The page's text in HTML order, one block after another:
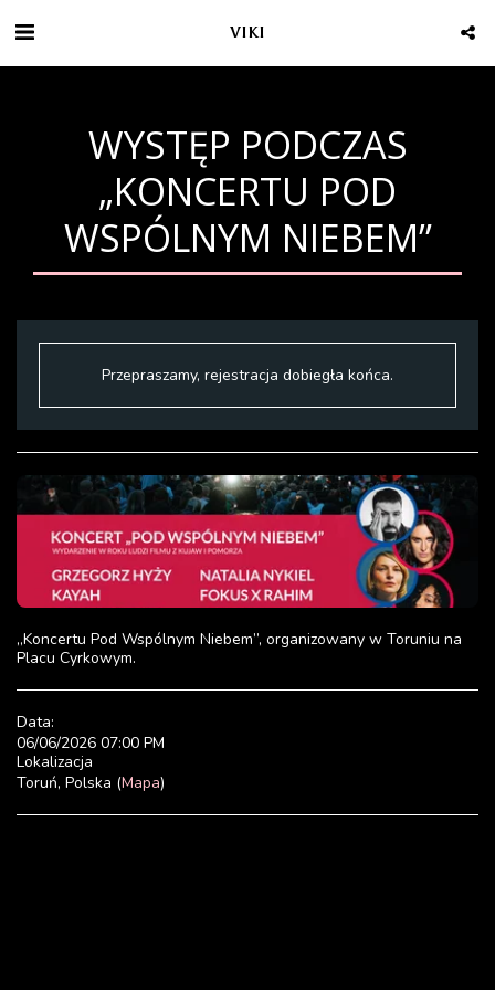
VIKI
WYSTĘP PODCZAS
„KONCERTU POD
WSPÓLNYM NIEBEM”
Przepraszamy, rejestracja dobiegła końca.
„Koncertu Pod Wspólnym Niebem”, organizowany w Toruniu na
Placu Cyrkowym.
Data:
06/06/2026 07:00 PM
Lokalizacja
Toruń, Polska (Mapa)